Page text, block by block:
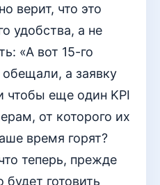
верит, что это
удобства, а не
«А вот 15-го
а заявку
чтобы еще один KPI
от которого их
время горят?
теперь, прежде
будет готовить